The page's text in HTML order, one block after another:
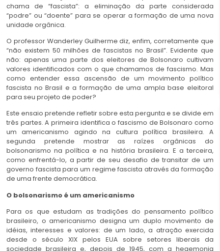
chama de “fascista”: a eliminação da parte considerada
“podre” ou “doente” para se operar a formação de uma nova
unidade orgânica.
O professor Wanderley Guilherme diz, enfim, corretamente que
“não existem 50 milhões de fascistas no Brasil”. Evidente que
não: apenas uma parte dos eleitores de Bolsonaro cultivam
valores identificados com o que chamamos de fascismo. Mas
como entender essa ascensão de um movimento político
fascista no Brasil e a formação de uma ampla base eleitoral
para seu projeto de poder?
Este ensaio pretende refletir sobre esta pergunta e se divide em
três partes. A primeira identifica o fascismo de Bolsonaro como
um americanismo agindo na cultura política brasileira. A
segunda pretende mostrar as raízes orgânicas do
bolsonarismo na política e na história brasileira. E a terceira,
como enfrentá-lo, a partir de seu desafio de transitar de um
governo fascista para um regime fascista através da formação
de uma frente democrática.
O bolsonarismo é um americanismo
Para os que estudam as tradições do pensamento político
brasileiro, o americanismo designa um duplo movimento de
idéias, interesses e valores: de um lado, a atração exercida
desde o século XIX pelos EUA sobre setores liberais da
sociedade brasileira e, depois de 1945, com a hegemonia